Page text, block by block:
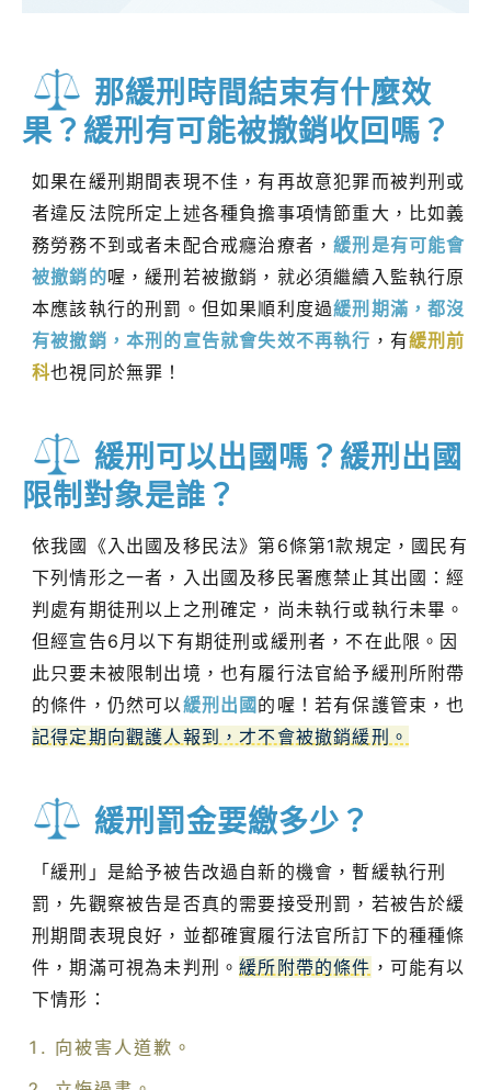
那緩刑時間結束有什麼效
果？緩刑有可能被撤銷收回嗎？
如果在緩刑期間表現不佳，有再故意犯罪而被判刑或
者違反法院所定上述各種負擔事項情節重大，比如義
務勞務不到或者未配合戒癮治療者，緩刑是有可能會
被撤銷的喔，緩刑若被撤銷，就必須繼續入監執行原
本應該執行的刑罰。但如果順利度過緩刑期滿，都沒
有被撤銷，本刑的宣告就會失效不再執行 ，有緩刑前
科也視同於無罪！
緩刑可以出國嗎？緩刑出國
限制對象是誰？
依我國《入出國及移民法》第6條第1款規定，國民有
下列情形之一者，入出國及移民署應禁止其出國：經
判處有期徒刑以上之刑確定，尚未執行或執行未畢。
但經宣告6月以下有期徒刑或緩刑者，不在此限。因
此只要未被限制出境，也有履行法官給予緩刑所附帶
的條件，仍然可以緩刑出國 的喔！若有保護管束，也
記得定期向觀護人報到，才不會被撤銷緩刑。
緩刑罰金要繳多少？
「緩刑」是給予被告改過自新的機會，暫緩執行刑
罰，先觀察被告是否真的需要接受刑罰，若被告於緩
刑期間表現良好，並都確實履行法官所訂下的種種條
件，期滿可視為未判刑。緩所附帶的條件 ，可能有以
下情形：
向被害人道歉。